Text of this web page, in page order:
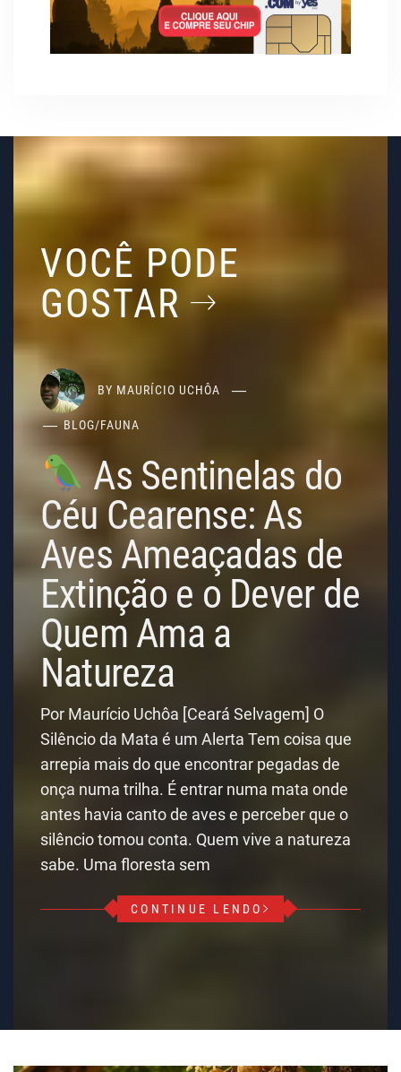
VOCÊ PODE
GOSTAR
BY MAURÍCIO UCHÔA
BLOG/FAUNA
As Sentinelas do
Céu Cearense: As
Aves Ameaçadas de
Extinção e o Dever de
Quem Ama a
Natureza
Por Maurício Uchôa [Ceará Selvagem] O
Silêncio da Mata é um Alerta Tem coisa que
arrepia mais do que encontrar pegadas de
onça numa trilha. É entrar numa mata onde
antes havia canto de aves e perceber que o
silêncio tomou conta. Quem vive a natureza
sabe. Uma floresta sem
CONTINUE LENDO